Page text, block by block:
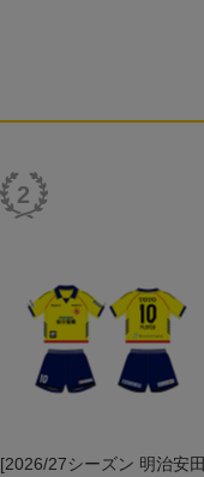
[2026/27シーズン 明治安田